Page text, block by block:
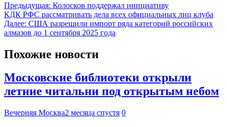
Предыдущая: Колосков поддержал инициативу
КДК РФС рассматривать дела всех официальных лиц клуба
Далее: США разрешили импорт ряда категорий российских
алмазов до 1 сентября 2025 года
Похожие новости
Московские библиотеки открыли
летние читальни под открытым небом
Вечерняя Москва2 месяца спустя 0